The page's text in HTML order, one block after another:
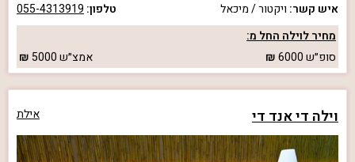
איש קשר: ויקטור / מיכאל טלפון: 055-4313919
מחיר לוילה החל מ:
סופ״ש6000 אמצ״ש5000
וילה די אנד די אילת